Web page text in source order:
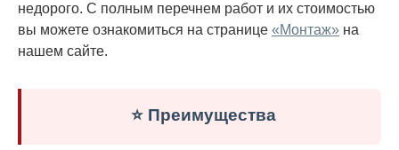
недорого. С полным перечнем работ и их стоимостью
вы можете ознакомиться на странице «Монтаж» на
нашем сайте.
⭐ Преимущества